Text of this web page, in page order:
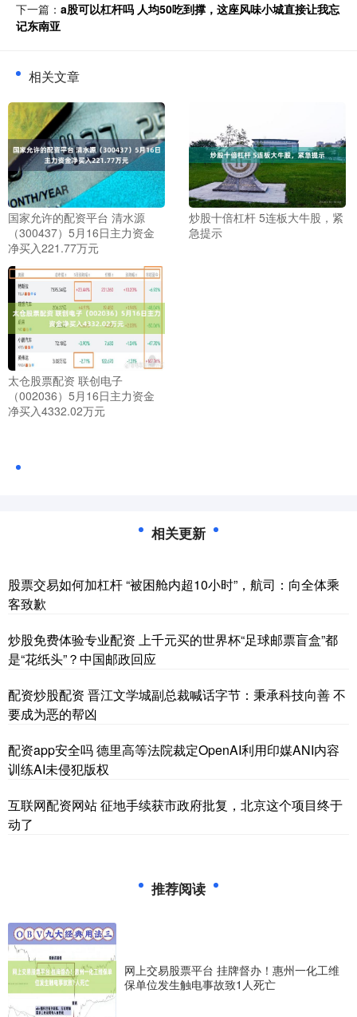
下一篇： a股可以杠杆吗 人均50吃到撑，这座风味小城直接让我忘
记东南亚
相关文章
国家允许的配资平台 清水源
（300437）5月16日主力资金
净买入221.77万元
炒股十倍杠杆 5连板大牛股，紧
急提示
太仓股票配资 联创电子
（002036）5月16日主力资金
净买入4332.02万元
相关更新
股票交易如何加杠杆 “被困舱内超10小时”，航司：向全体乘
客致歉
炒股免费体验专业配资 上千元买的世界杯“足球邮票盲盒”都
是“花纸头”？中国邮政回应
配资炒股配资 晋江文学城副总裁喊话字节：秉承科技向善 不
要成为恶的帮凶
配资app安全吗 德里高等法院裁定OpenAI利用印媒ANI内容
训练AI未侵犯版权
互联网配资网站 征地手续获市政府批复，北京这个项目终于
动了
推荐阅读
网上交易股票平台 挂牌督办！惠州一化工维
保单位发生触电事故致1人死亡